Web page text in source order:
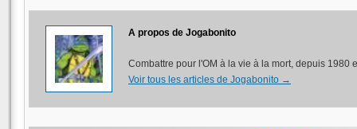
A propos de Jogabonito
Combattre pour l'OM à la vie à la mort, depuis 1980
Voir tous les articles de Jogabonito →